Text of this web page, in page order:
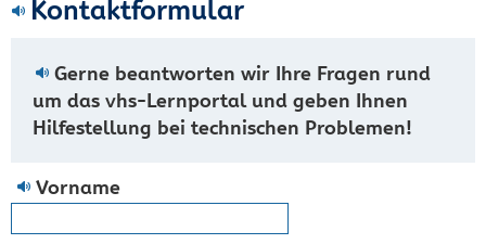
Kontaktformular
Gerne beantworten wir Ihre Fragen rund
um das vhs-Lernportal und geben Ihnen
Hilfestellung bei technischen Problemen!
Vorname